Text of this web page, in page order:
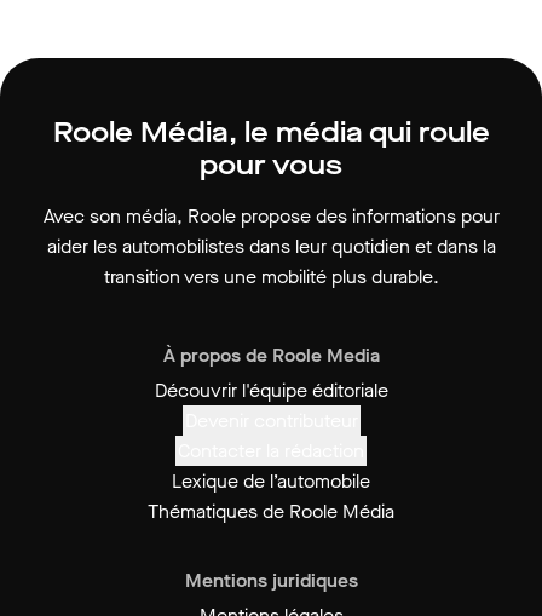
Roole Média, le média qui roule
pour vous
Avec son média, Roole propose des informations pour
aider les automobilistes dans leur quotidien et dans la
transition vers une mobilité plus durable.
À propos de Roole Media
Découvrir l'équipe éditoriale
Lexique de l’automobile
Thématiques de Roole Média
Mentions juridiques